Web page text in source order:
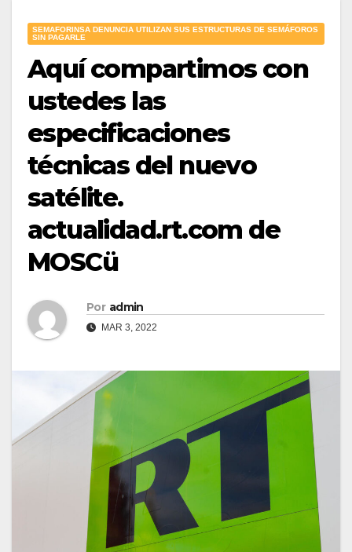
SEMAFORINSA DENUNCIA UTILIZAN SUS ESTRUCTURAS DE SEMÁFOROS
SIN PAGARLE
Aquí compartimos con
ustedes las
especificaciones
técnicas del nuevo
satélite.
actualidad.rt.com de
MOSCü
Por admin
MAR 3, 2022